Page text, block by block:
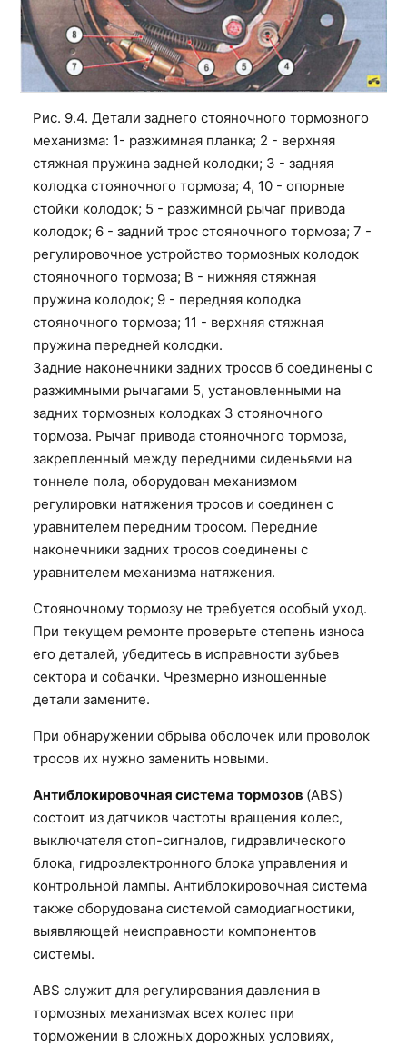
Рис. 9.4. Детали заднего стояночного тормозного
механизма: 1- разжимная планка; 2 - верхняя
стяжная пружина задней колодки; 3 - задняя
колодка стояночного тормоза; 4, 10 - опорные
стойки колодок; 5 - разжимной рычаг привода
колодок; 6 - задний трос стояночного тормоза; 7 -
регулировочное устройство тормозных колодок
стояночного тормоза; В - нижняя стяжная
пружина колодок; 9 - передняя колодка
стояночного тормоза; 11 - верхняя стяжная
пружина передней колодки.
Задние наконечники задних тросов б соединены с
разжимными рычагами 5, установленными на
задних тормозных колодках 3 стояночного
тормоза. Рычаг привода стояночного тормоза,
закрепленный между передними сиденьями на
тоннеле пола, оборудован механизмом
регулировки натяжения тросов и соединен с
уравнителем передним тросом. Передние
наконечники задних тросов соединены с
уравнителем механизма натяжения.
Стояночному тормозу не требуется особый уход.
При текущем ремонте проверьте степень износа
его деталей, убедитесь в исправности зубьев
сектора и собачки. Чрезмерно изношенные
детали замените.
При обнаружении обрыва оболочек или проволок
тросов их нужно заменить новыми.
Антиблокировочная система тормозов (ABS)
состоит из датчиков частоты вращения колес,
выключателя стоп-сигналов, гидравлического
блока, гидроэлектронного блока управления и
контрольной лампы. Антиблокировочная система
также оборудована системой самодиагностики,
выявляющей неисправности компонентов
системы.
ABS служит для регулирования давления в
тормозных механизмах всех колес при
торможении в сложных дорожных условиях,